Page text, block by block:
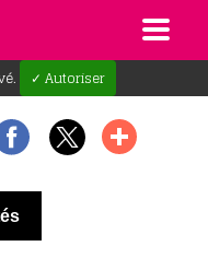
✓ Autoriser